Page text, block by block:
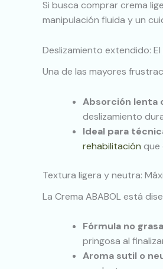
Si busca comprar crema
manipulación fluida y un
Deslizamiento extendido:
Una de las mayores
Absorción lenta
deslizamiento
Ideal para
rehabilitación que
Textura ligera y neutra:
La Crema ABABOL está
Fórmula no
pringosa al
Aroma sutil o